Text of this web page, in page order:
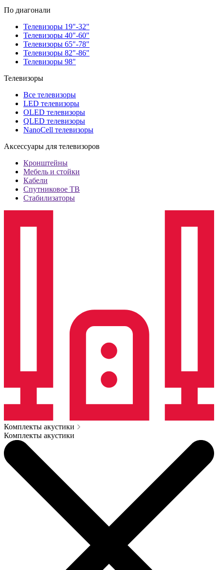
По диагонали
Телевизоры 19"-32"
Телевизоры 40"-60"
Телевизоры 65"-78"
Телевизоры 82"-86"
Телевизоры 98"
Телевизоры
Все телевизоры
LED телевизоры
OLED телевизоры
QLED телевизоры
NanoCell телевизоры
Аксессуары для телевизоров
Кронштейны
Мебель и стойки
Кабели
Спутниковое ТВ
Стабилизаторы
Комплекты акустики
Комплекты акустики